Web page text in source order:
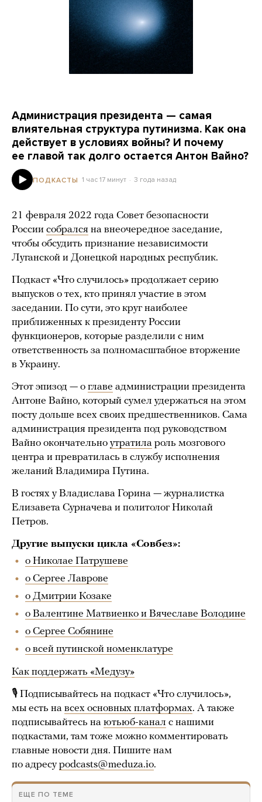
Администрация президента — самая
влиятельная структура путинизма. Как она
действует в условиях войны? И почему
ее главой так долго остается Антон Вайно?
ПОДКАСТЫ 1 час 17 минут 3 года назад
21 февраля 2022 года Совет безопасности
России собрался на внеочередное заседание,
чтобы обсудить признание независимости
Луганской и Донецкой народных республик.
Подкаст «Что случилось» продолжает серию
выпусков о тех, кто принял участие в этом
заседании. По сути, это круг наиболее
приближенных к президенту России
функционеров, которые разделили с ним
ответственность за полномасштабное вторжение
в Украину.
Этот эпизод — о главе администрации президента
Антоне Вайно, который сумел удержаться на этом
посту дольше всех своих предшественников. Сама
администрация президента под руководством
Вайно окончательно утратила роль мозгового
центра и превратилась в службу исполнения
желаний Владимира Путина.
В гостях у Владислава Горина — журналистка
Елизавета Сурначева и политолог Николай
Петров.
Другие выпуски цикла «Совбез»:
о Николае Патрушеве
о Сергее Лаврове
о Дмитрии Козаке
о Валентине Матвиенко и Вячеславе Володине
о Сергее Собянине
о всей путинской номенклатуре
Как поддержать «Медузу»
🎙 Подписывайтесь на подкаст «Что случилось»,
мы есть на всех основных платформах. А также
подписывайтесь на ютьюб-канал с нашими
подкастами, там тоже можно комментировать
главные новости дня. Пишите нам
по адресуpodcasts@meduza.io.
ЕЩЕ ПО ТЕМЕ